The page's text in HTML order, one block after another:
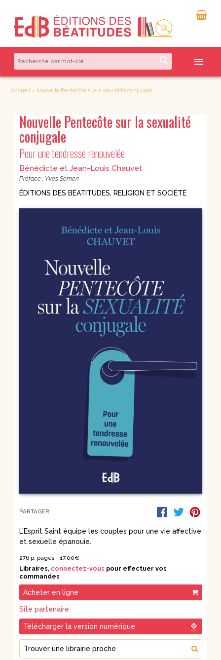
search menu
Accueil» Nouvelle Pentecôte sur la sexualité conjugale
Nouvelle Pentecôte sur la sexualité
conjugale
Pour une tendresse renouvelée
Bénédicte et Jean-Louis Chauvet
Préface : Yves Semen
ÉDITIONS DES BÉATITUDES, RELIGION ET SOCIÉTÉ
PARTAGER
L’Esprit Saint équipe les couples pour une vie affective
et sexuelle épanouie.
276 p. pages - 17,00€
Libraires, connectez-vous pour effectuer vos
commandes
Acheter en ligne
Site partenaire
Télécharger la version numérique
Trouver une librairie proche